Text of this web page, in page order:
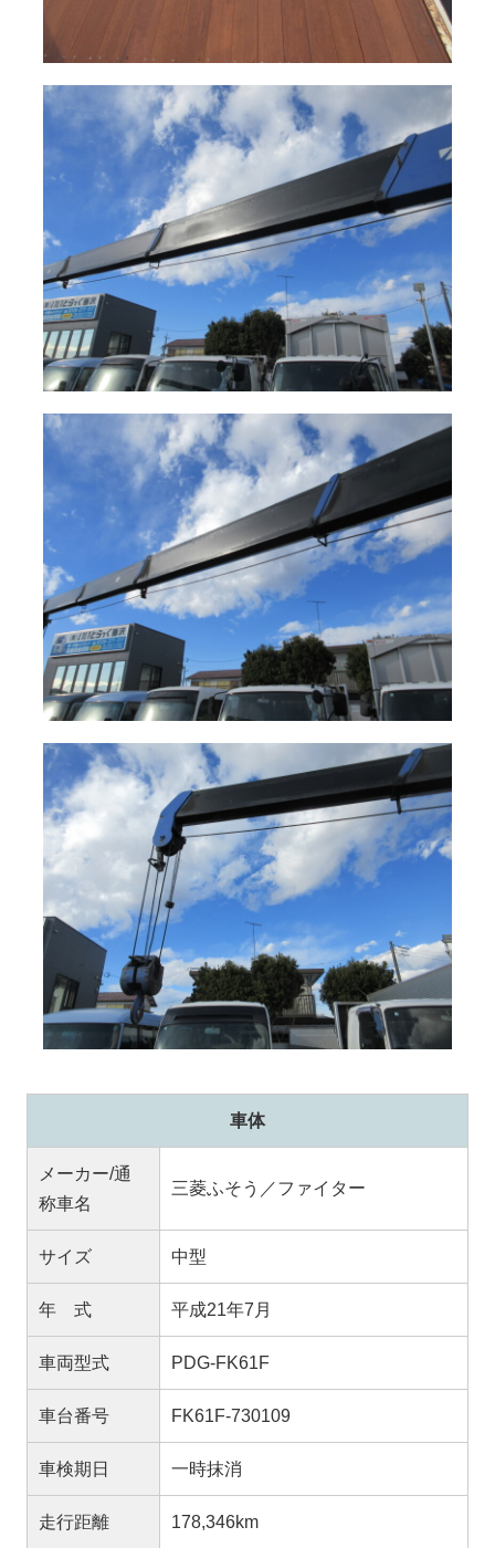
車体
メーカー/通
称車名
三菱ふそう／ファイター
サイズ 中型
年 式 平成21年7月
車両型式 PDG-FK61F
車台番号 FK61F-730109
車検期日 一時抹消
走行距離 178,346km